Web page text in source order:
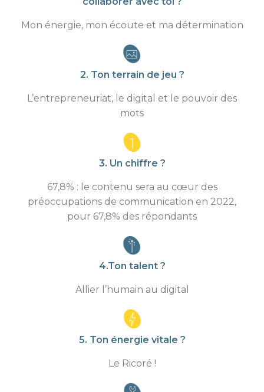
Mon énergie, mon écoute et ma détermination
2. Ton terrain de jeu ?
L’entrepreneuriat, le digital et le pouvoir des
mots
3. Un chiffre ?
67,8% : le contenu sera au cœur des
préoccupations de communication en 2022,
pour 67,8% des répondants
4.Ton talent ?
Allier l’humain au digital
5. Ton énergie vitale ?
Le Ricoré !